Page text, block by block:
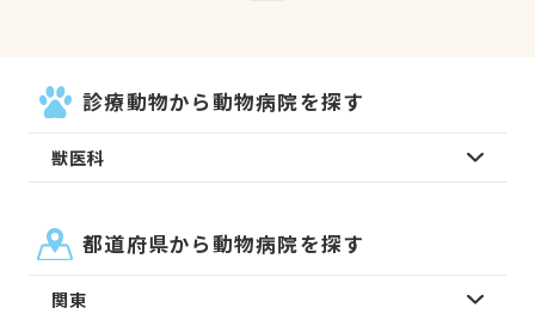
診療動物から動物病院を探す
獣医科
都道府県から動物病院を探す
関東